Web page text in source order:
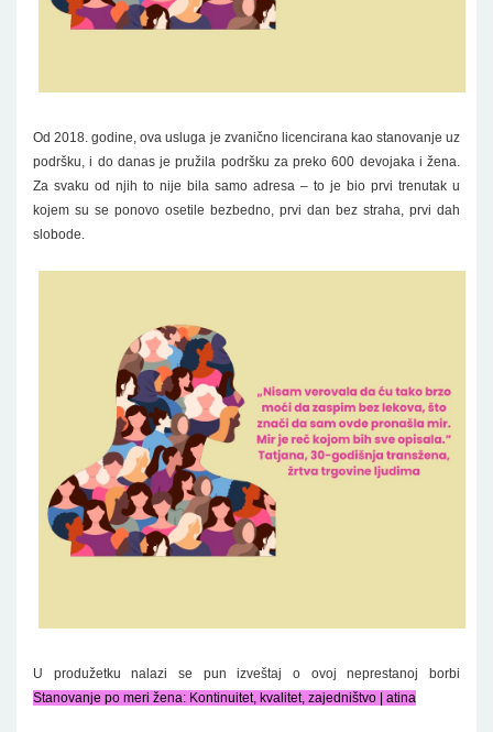
Od 2018. godine, ova usluga je zvanično licencirana kao stanovanje uz
podršku, i do danas je pružila podršku za preko 600 devojaka i žena.
Za svaku od njih to nije bila samo adresa – to je bio prvi trenutak u
kojem su se ponovo osetile bezbedno, prvi dan bez straha, prvi dah
slobode.
U produžetku nalazi se pun izveštaj o ovoj neprestanoj borbi
Stanovanje po meri žena: Kontinuitet, kvalitet, zajedništvo | atina